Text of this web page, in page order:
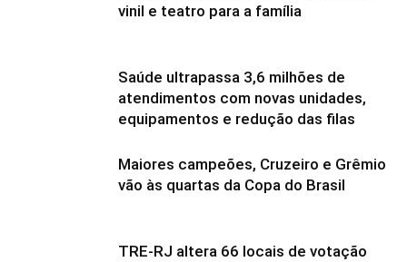
vinil e teatro para a família
Saúde ultrapassa 3,6 milhões de
atendimentos com novas unidades,
equipamentos e redução das filas
Maiores campeões, Cruzeiro e Grêmio
vão às quartas da Copa do Brasil
TRE-RJ altera 66 locais de votação